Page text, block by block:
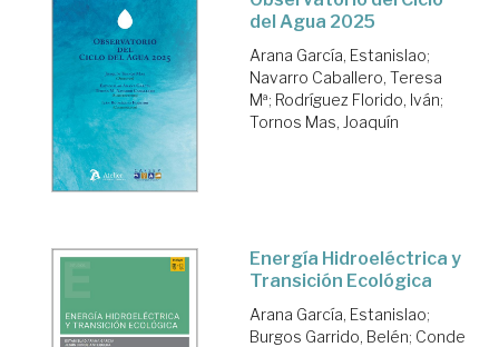
del Agua 2025
Arana García, Estanislao;
Navarro Caballero, Teresa
Mª; Rodríguez Florido, Iván;
Tornos Mas, Joaquín
Energía Hidroeléctrica y
Transición Ecológica
Arana García, Estanislao;
Burgos Garrido, Belén; Conde